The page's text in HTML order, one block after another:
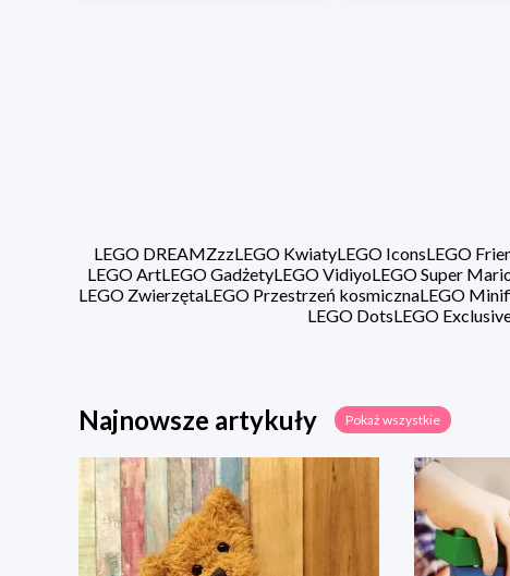
LEGO DREAMZzzLEGO KwiatyLEGO IconsLEGO
LEGO ArtLEGO GadżetyLEGO VidiyoLEGO Super
LEGO ZwierzętaLEGO Przestrzeń kosmicznaLEGO
LEGO DotsLEGO
Najnowsze artykuły Pokaż wszystkie